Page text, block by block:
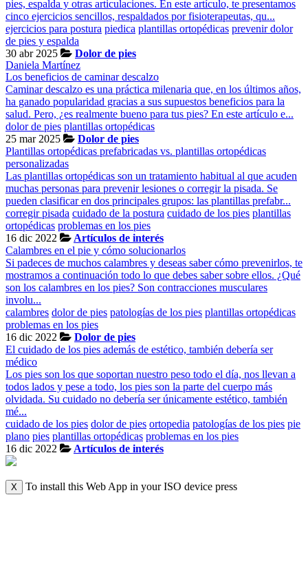
pies, espalda y otras articulaciones. En este artículo, te presentamos
cinco ejercicios sencillos, respaldados por fisioterapeutas, qu...
ejercicios para postura piedica plantillas ortopédicas prevenir dolor
de pies y espalda
30 abr 2025
Dolor de pies
Daniela Martínez
Los beneficios de caminar descalzo
Caminar descalzo es una práctica milenaria que, en los últimos años,
ha ganado popularidad gracias a sus supuestos beneficios para la
salud. Pero, ¿es realmente bueno para tus pies? En este artículo e...
dolor de pies plantillas ortopédicas
25 mar 2025
Dolor de pies
Plantillas ortopédicas prefabricadas vs. plantillas ortopédicas
personalizadas
Las plantillas ortopédicas son un tratamiento habitual al que acuden
muchas personas para prevenir lesiones o corregir la pisada. Se
pueden clasificar en dos principales grupos: las plantillas prefabr...
corregir pisada cuidado de la postura cuidado de los pies plantillas
ortopédicas problemas en los pies
16 dic 2022
Artículos de interés
Calambres en el pie y cómo solucionarlos
Si padeces de muchos calambres y deseas saber cómo prevenirlos, te
mostramos a continuación todo lo que debes saber sobre ellos. ¿Qué
son los calambres en los pies? Son contracciones musculares
involu...
calambres dolor de pies patologías de los pies plantillas ortopédicas
problemas en los pies
16 dic 2022
Dolor de pies
El cuidado de los pies además de estético, también debería ser
médico
Los pies son los que soportan nuestro peso todo el día, nos llevan a
todos lados y pese a todo, los pies son la parte del cuerpo más
olvidada. Su cuidado no debería ser únicamente estético, también
mé...
cuidado de los pies dolor de pies ortopedia patologías de los pies pie
plano pies plantillas ortopédicas problemas en los pies
16 dic 2022
Artículos de interés
X To install this Web App in your ISO device press